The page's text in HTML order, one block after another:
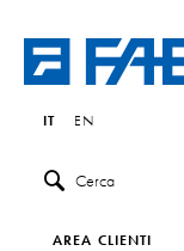
IT EN
Cerca
AREA CLIENTI